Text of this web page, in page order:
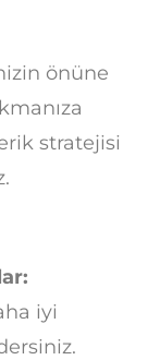
önüne
stratejisi
iyi